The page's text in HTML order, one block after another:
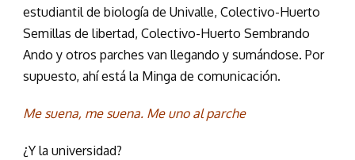
estudiantil de biología de Univalle, Colectivo-Huerto
Semillas de libertad, Colectivo-Huerto Sembrando
Ando y otros parches van llegando y sumándose. Por
supuesto, ahí está la Minga de comunicación.
Me suena, me suena. Me uno al parche
¿Y la universidad?